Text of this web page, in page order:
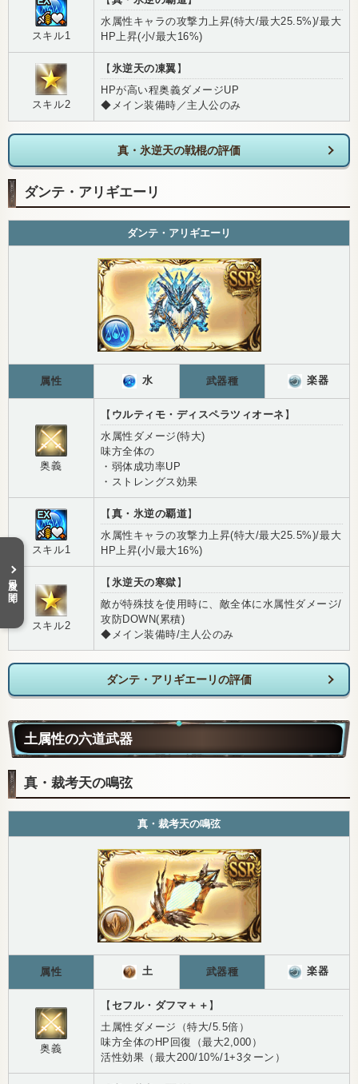
スキル1
水属性キャラの攻撃力上昇(特大/最大25.5%)/最大
HP上昇(小/最大16%)
スキル2
【 氷逆天の凍翼 】
HPが高い程奥義ダメージUP
◆メイン装備時／主人公のみ
真・氷逆天の戦棍の評価
ダンテ・アリギエーリ
ダンテ・アリギエーリ
属性 水 武器種 楽器
奥義
【 ウルティモ・ディスペラツィオーネ 】
水属性ダメージ(特大)
味方全体の
・弱体成功率UP
・ストレングス効果
スキル1
【 真・氷逆の覇道】
水属性キャラの攻撃力上昇(特大/最大25.5%)/最大
HP上昇(小/最大16%)
スキル2
【 氷逆天の寒獄 】
敵が特殊技を使用時に、敵全体に水属性ダメージ/
攻防DOWN(累積)
◆メイン装備時/主人公のみ
ダンテ・アリギエーリの評価
土属性の六道武器
真・裁考天の鳴弦
真・裁考天の鳴弦
属性 土 武器種 楽器
奥義
【 セフル・ダフマ＋＋ 】
土属性ダメージ（特大/5.5倍）
味方全体のHP回復（最大2,000）
活性効果（最大200/10%/1+3ターン）
目次を開く